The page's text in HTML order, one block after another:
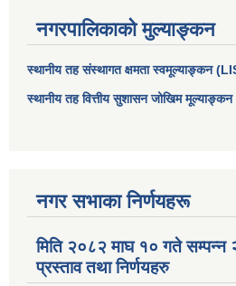
नगरपालिकाको मुल्याङ्कन
स्थानीय तह संस्थागत क्षमता स्वमूल्याङ्कन
स्थानीय तह वित्तीय सुशासन जोखिम
नगर सभाका निर्णयहरू
मिति २०८२ माघ १० गते
प्रस्ताव तथा निर्णयहरु